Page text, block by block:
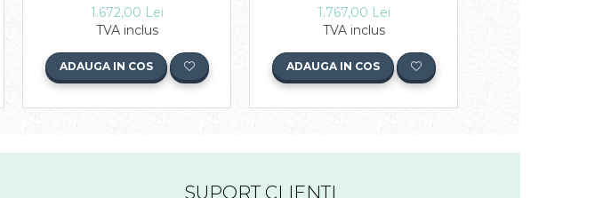
1.672,00 Lei
TVA inclus
ADAUGA IN COS
1.767,00 Lei
TVA inclus
ADAUGA IN COS
SUPORT CLIENTI